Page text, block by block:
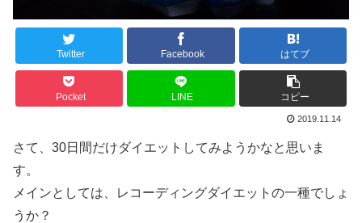
Twitter Facebook はてブ
Pocket LINE コピー
2019.11.14
さて、30日間だけダイエットしてみようかなと思いま
す。
メインとしては、レコーディングダイエットの一種でしょ
うか？